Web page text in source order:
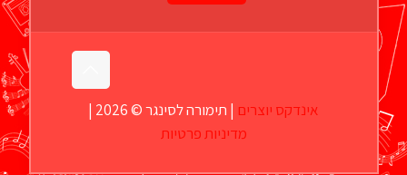
אינדקס יוצרים | תימורה לסינגר © 2026 |
מדיניות פרטיות